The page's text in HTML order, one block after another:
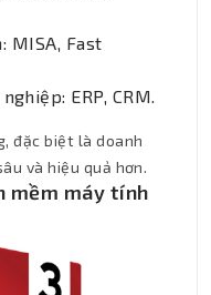
MISA, Fast
ERP, CRM.
đặc biệt là doanh
và hiệu quả hơn.
mềm máy tính